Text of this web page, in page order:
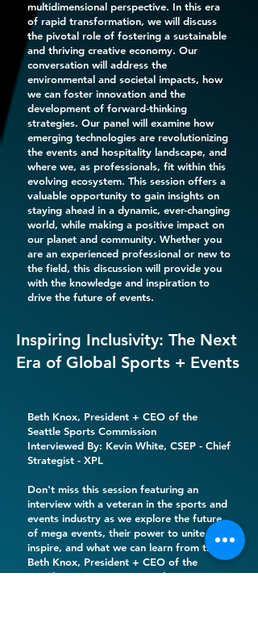
multidimensional perspective. In this era
of rapid transformation, we will discuss
the pivotal role of fostering a sustainable
and thriving creative economy. Our
conversation will address the
environmental and societal impacts, how
we can foster innovation and the
development of forward-thinking
strategies. Our panel will examine how
emerging technologies are revolutionizing
the events and hospitality landscape, and
where we, as professionals, fit within this
evolving ecosystem. This session offers a
valuable opportunity to gain insights on
staying ahead in a dynamic, ever-changing
world, while making a positive impact on
our planet and community. Whether you
are an experienced professional or new to
the field, this discussion will provide you
with the knowledge and inspiration to
drive the future of events.
Inspiring Inclusivity: The Next
Era of Global Sports + Events
Beth Knox, President + CEO of the
Seattle Sports Commission
Interviewed By: Kevin White, CSEP - Chief
Strategist - XPL
Don't miss this session featuring an
interview with a veteran in the sports and
events industry as we explore the future
of mega events, their power to unite and
inspire, and what we can learn from them.
Beth Knox, President + CEO of the
Seattle Sports Commission, has an